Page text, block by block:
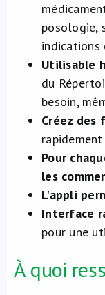
posologie,
indications
Utilisable
du
besoin,
Créez des
Pour
les
L'appli
Interface
pour une
À quoi